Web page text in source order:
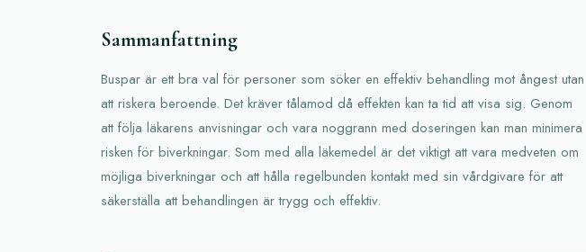
Sammanfattning
Buspar är ett bra val för personer som söker en effektiv behandling mot ångest utan
att riskera beroende. Det kräver tålamod då effekten kan ta tid att visa sig. Genom
att följa läkarens anvisningar och vara noggrann med doseringen kan man minimera
risken för biverkningar. Som med alla läkemedel är det viktigt att vara medveten om
möjliga biverkningar och att hålla regelbunden kontakt med sin vårdgivare för att
säkerställa att behandlingen är trygg och effektiv.